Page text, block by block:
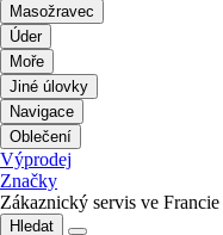
Masožravec
Úder
Moře
Jiné úlovky
Navigace
Oblečení
Výprodej
Značky
Zákaznický servis ve Francie
Hledat